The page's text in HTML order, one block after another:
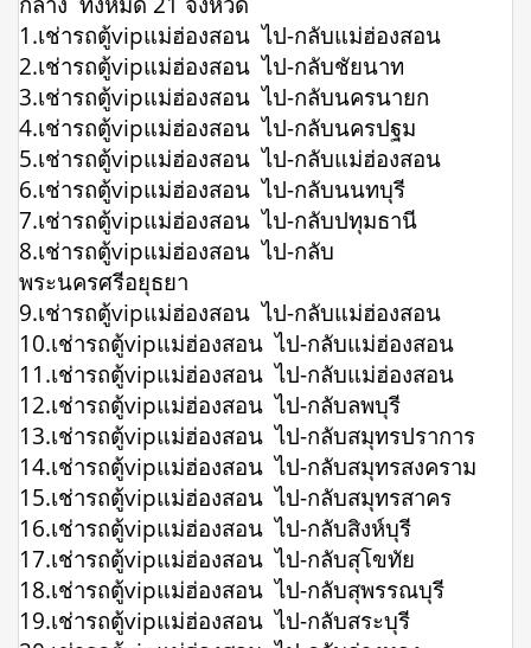
1.เช่ารถตู้vipแม่ฮ่องสอน ไป-กลับแม่ฮ่องสอน
2.เช่ารถตู้vipแม่ฮ่องสอน ไป-กลับชัยนาท
3.เช่ารถตู้vipแม่ฮ่องสอน ไป-กลับนครนายก
4.เช่ารถตู้vipแม่ฮ่องสอน ไป-กลับนครปฐม
5.เช่ารถตู้vipแม่ฮ่องสอน ไป-กลับแม่ฮ่องสอน
6.เช่ารถตู้vipแม่ฮ่องสอน ไป-กลับนนทบุรี
7.เช่ารถตู้vipแม่ฮ่องสอน ไป-กลับปทุมธานี
8.เช่ารถตู้vipแม่ฮ่องสอน ไป-กลับ
พระนครศรีอยุธยา
9.เช่ารถตู้vipแม่ฮ่องสอน ไป-กลับแม่ฮ่องสอน
10.เช่ารถตู้vipแม่ฮ่องสอน ไป-กลับแม่ฮ่องสอน
11.เช่ารถตู้vipแม่ฮ่องสอน ไป-กลับแม่ฮ่องสอน
12.เช่ารถตู้vipแม่ฮ่องสอน ไป-กลับลพบุรี
13.เช่ารถตู้vipแม่ฮ่องสอน ไป-กลับสมุทรปราการ
14.เช่ารถตู้vipแม่ฮ่องสอน ไป-กลับสมุทรสงคราม
15.เช่ารถตู้vipแม่ฮ่องสอน ไป-กลับสมุทรสาคร
16.เช่ารถตู้vipแม่ฮ่องสอน ไป-กลับสิงห์บุรี
17.เช่ารถตู้vipแม่ฮ่องสอน ไป-กลับสุโขทัย
18.เช่ารถตู้vipแม่ฮ่องสอน ไป-กลับสุพรรณบุรี
19.เช่ารถตู้vipแม่ฮ่องสอน ไป-กลับสระบุรี